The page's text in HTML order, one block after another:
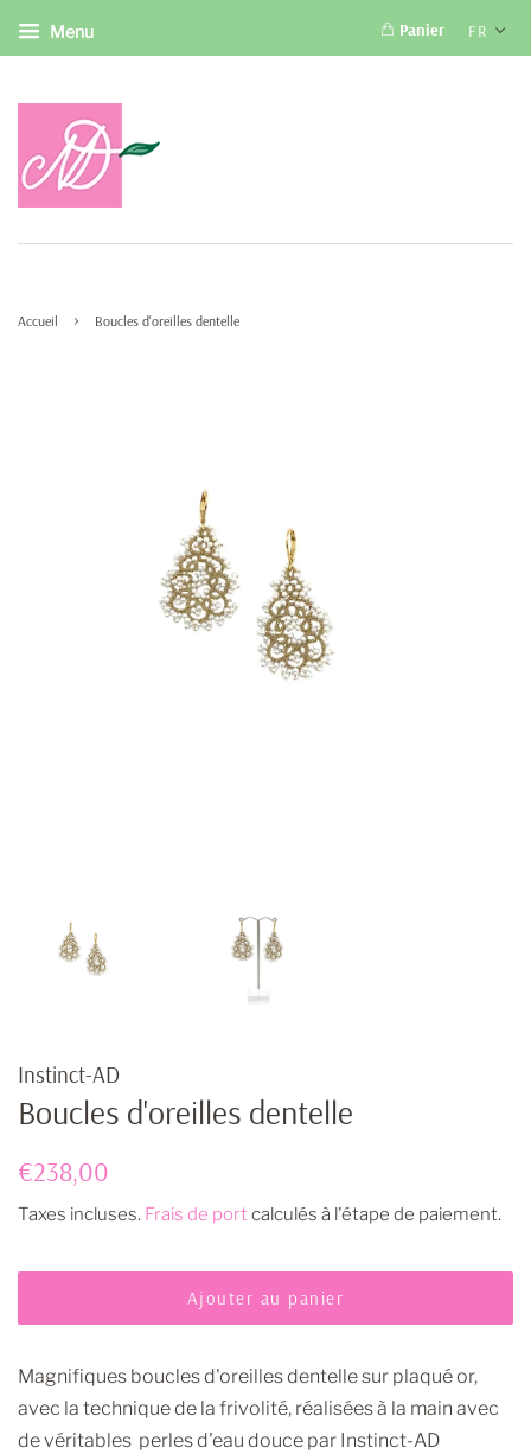
Menu FR
Panier
Accueil › Boucles d'oreilles dentelle
Instinct-AD
Boucles d'oreilles dentelle
Prix
€238,00
Taxes incluses. Frais de port calculés à l'étape de paiement.
Ajouter au panier
Magnifiques boucles d'oreilles dentelle sur plaqué or,
avec la technique de la frivolité, réalisées à la main avec
de véritables perles d'eau douce par Instinct-AD